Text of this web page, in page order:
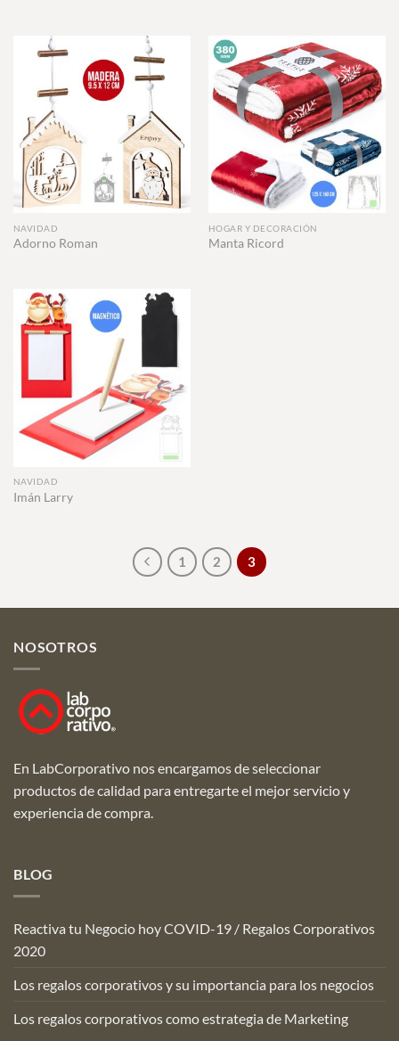
NAVIDAD
Adorno Roman
HOGAR Y DECORACIÓN
Manta Ricord
NAVIDAD
Imán Larry
1 2 3
NOSOTROS
En LabCorporativo nos encargamos de seleccionar
productos de calidad para entregarte el mejor servicio y
experiencia de compra.
BLOG
Reactiva tu Negocio hoy COVID-19 / Regalos Corporativos
2020
Los regalos corporativos y su importancia para los negocios
Los regalos corporativos como estrategia de Marketing